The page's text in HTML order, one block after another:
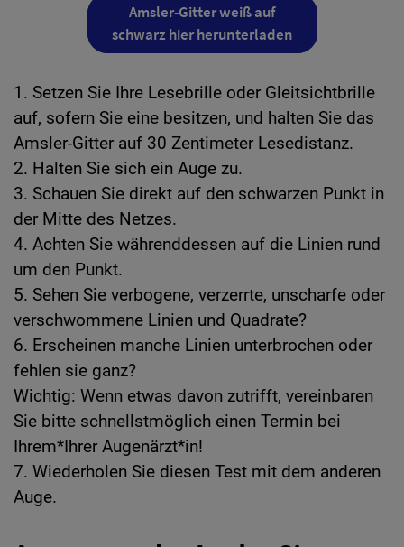
Amsler-Gitter weiß auf
schwarz hier herunterladen
1. Setzen Sie Ihre Lesebrille oder Gleitsichtbrille
auf, sofern Sie eine besitzen, und halten Sie das
Amsler-Gitter auf 30 Zentimeter Lesedistanz.
2. Halten Sie sich ein Auge zu.
3. Schauen Sie direkt auf den schwarzen Punkt in
der Mitte des Netzes.
4. Achten Sie währenddessen auf die Linien rund
um den Punkt.
5. Sehen Sie verbogene, verzerrte, unscharfe oder
verschwommene Linien und Quadrate?
6. Erscheinen manche Linien unterbrochen oder
fehlen sie ganz?
Wichtig: Wenn etwas davon zutrifft, vereinbaren
Sie bitte schnellstmöglich einen Termin bei
Ihrem*Ihrer Augenärzt*in!
7. Wiederholen Sie diesen Test mit dem anderen
Auge.